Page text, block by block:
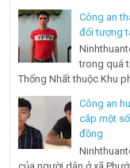
Công an
đối tượng
trong quá
Thống Nhất thuộc Khu
Công an
cắp một
đồng